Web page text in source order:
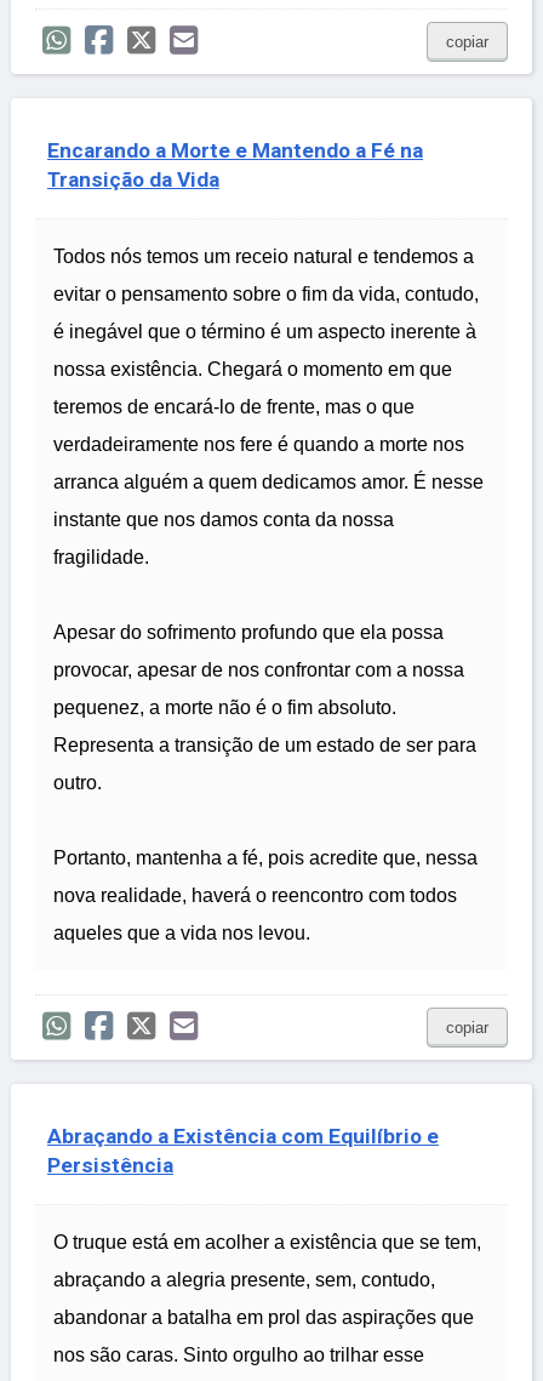
copiar
Encarando a Morte e Mantendo a Fé na
Transição da Vida
Todos nós temos um receio natural e tendemos a
evitar o pensamento sobre o fim da vida, contudo,
é inegável que o término é um aspecto inerente à
nossa existência. Chegará o momento em que
teremos de encará-lo de frente, mas o que
verdadeiramente nos fere é quando a morte nos
arranca alguém a quem dedicamos amor. É nesse
instante que nos damos conta da nossa
fragilidade.
Apesar do sofrimento profundo que ela possa
provocar, apesar de nos confrontar com a nossa
pequenez, a morte não é o fim absoluto.
Representa a transição de um estado de ser para
outro.
Portanto, mantenha a fé, pois acredite que, nessa
nova realidade, haverá o reencontro com todos
aqueles que a vida nos levou.
copiar
Abraçando a Existência com Equilíbrio e
Persistência
O truque está em acolher a existência que se tem,
abraçando a alegria presente, sem, contudo,
abandonar a batalha em prol das aspirações que
nos são caras. Sinto orgulho ao trilhar esse